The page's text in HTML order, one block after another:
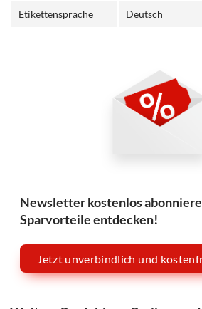
Etikettensprache Deutsch
Newsletter kostenlos
Sparvorteile entdecken!
Jetzt unverbindlich und